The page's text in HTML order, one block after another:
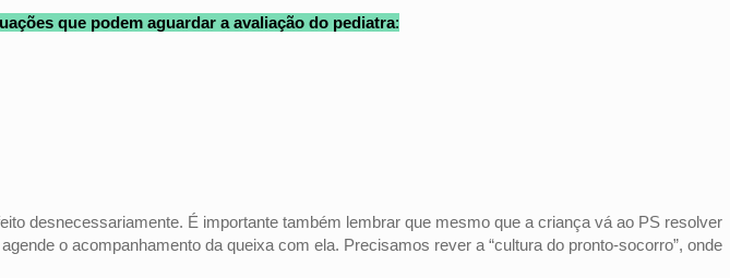
que podem aguardar a avaliação do pediatra:
desnecessariamente. É importante também lembrar que mesmo que a criança vá ao PS resolver
o acompanhamento da queixa com ela. Precisamos rever a “cultura do pronto-socorro”, onde